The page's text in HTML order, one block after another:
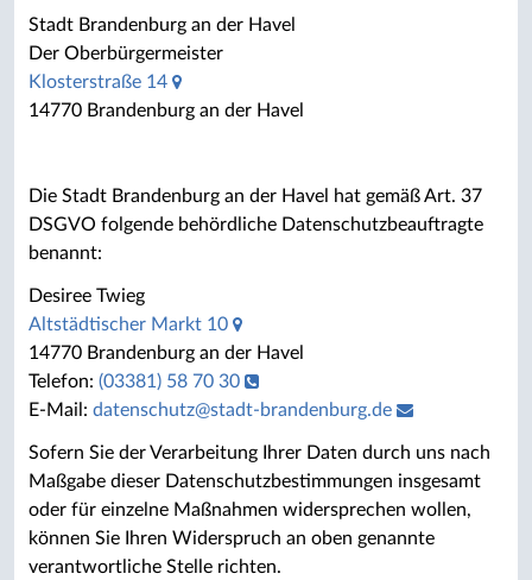
Stadt Brandenburg an der Havel
Der Oberbürgermeister
Klosterstraße 14
14770 Brandenburg an der Havel
Die Stadt Brandenburg an der Havel hat gemäß Art. 37
DSGVO folgende behördliche Datenschutzbeauftragte
benannt:
Desiree Twieg
Altstädtischer Markt 10
14770 Brandenburg an der Havel
Telefon: (03381) 58 70 30
E-Mail: datenschutz@stadt-brandenburg.de
Sofern Sie der Verarbeitung Ihrer Daten durch uns nach
Maßgabe dieser Datenschutzbestimmungen insgesamt
oder für einzelne Maßnahmen widersprechen wollen,
können Sie Ihren Widerspruch an oben genannte
verantwortliche Stelle richten.